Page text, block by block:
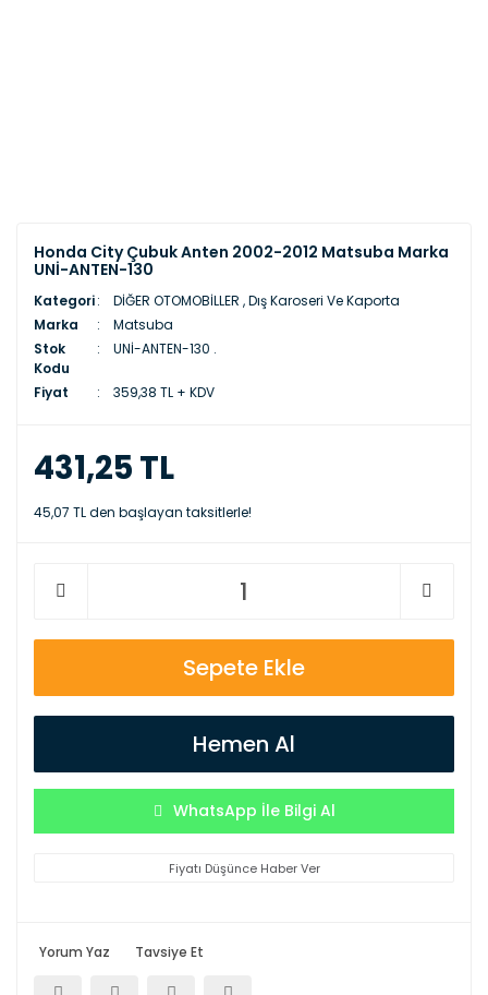
Honda City Çubuk Anten 2002-2012 Matsuba Marka
UNİ-ANTEN-130
Kategori DİĞER OTOMOBİLLER ,Dış Karoseri Ve Kaporta
Marka
Matsuba
Stok
Kodu
UNİ-ANTEN-130 .
Fiyat 359,38 TL + KDV
431,25 TL
45,07 TL den başlayan taksitlerle!
Sepete Ekle
Hemen Al
WhatsApp İle Bilgi Al
Fiyatı Düşünce Haber Ver
Yorum Yaz Tavsiye Et